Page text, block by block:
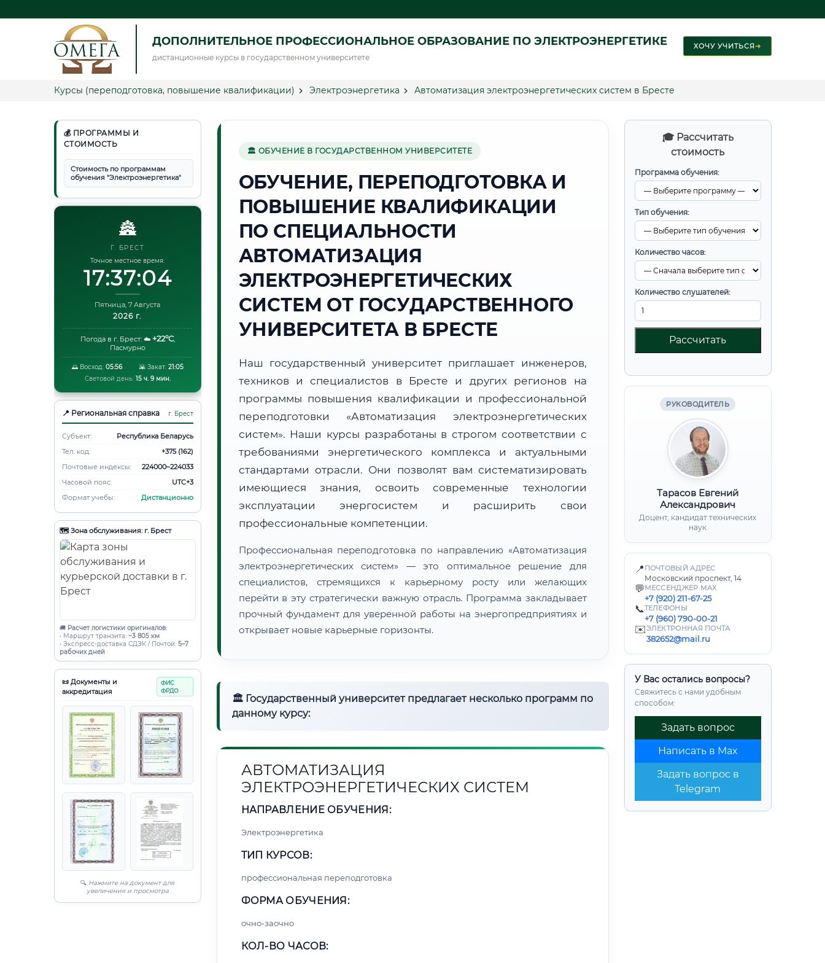
ДОПОЛНИТЕЛЬНОЕ ПРОФЕССИОНАЛЬНОЕ ОБРАЗОВАНИЕ ПО ЭЛЕКТРОЭНЕРГЕТИКЕ
дистанционные курсы в государственном университете
ХОЧУ УЧИТЬСЯ➜
Курсы (переподготовка, повышение квалификации) Электроэнергетика Автоматизация электроэнергетических систем в Бресте
💰 ПРОГРАММЫ И
СТОИМОСТЬ
Стоимость по программам
обучения "Электроэнергетика"
🏯
Г. БРЕСТ
Точное местное время:
17:37:05
Пятница, 7 Августа
2026 г.
Погода в г. Брест: ☁️ +22°C,
Пасмурно
🌅 Восход: 05:56 🌇 Закат: 21:05
Световой день: 15 ч. 9 мин.
📍 Региональная справка г. Брест
Субъект:
Республика Беларусь
Тел. код:
+375 (162)
Почтовые индексы:
224000–224033
Часовой пояс:
UTC+3
Формат учебы:
Дистанционно
🗺️ Зона обслуживания: г. Брест
🚚 Расчет логистики оригиналов:
• Маршрут транзита: ~3 805 км
• Экспресс-доставка СДЭК / Почтой: 5–7
рабочих дней
📜 Документы и
аккредитация
ФИС
ФРДО
🔍 Нажмите на документ для
увеличения и просмотра
🎓 Рассчитать
стоимость
Программа обучения:
Тип обучения:
Количество часов:
Количество слушателей:
Рассчитать
РУКОВОДИТЕЛЬ
Тарасов Евгений
Александрович
Доцент, кандидат технических
наук
📍 ПОЧТОВЫЙ АДРЕС
Московский проспект, 14
💬 МЕССЕНДЖЕР MAX
+7 (920) 211-67-25
📞ТЕЛЕФОНЫ
+7 (960) 790-00-21
✉️ЭЛЕКТРОННАЯ ПОЧТА
382652@mail.ru
У Вас остались вопросы?
Свяжитесь с нами удобным
способом:
Задать вопрос
Написать в Max
Задать вопрос в
Telegram
🏛 ОБУЧЕНИЕ В ГОСУДАРСТВЕННОМ УНИВЕРСИТЕТЕ
ОБУЧЕНИЕ, ПЕРЕПОДГОТОВКА И
ПОВЫШЕНИЕ КВАЛИФИКАЦИИ
ПО СПЕЦИАЛЬНОСТИ
АВТОМАТИЗАЦИЯ
ЭЛЕКТРОЭНЕРГЕТИЧЕСКИХ
СИСТЕМ ОТ ГОСУДАРСТВЕННОГО
УНИВЕРСИТЕТА В БРЕСТЕ
Наш государственный университет приглашает инженеров,
техников и специалистов в Бресте и других регионов на
программы повышения квалификации и профессиональной
переподготовки «Автоматизация электроэнергетических
систем». Наши курсы разработаны в строгом соответствии с
требованиями энергетического комплекса и актуальными
стандартами отрасли. Они позволят вам систематизировать
имеющиеся знания, освоить современные технологии
эксплуатации энергосистем и расширить свои
профессиональные компетенции.
Профессиональная переподготовка по направлению «Автоматизация
электроэнергетических систем» — это оптимальное решение для
специалистов, стремящихся к карьерному росту или желающих
перейти в эту стратегически важную отрасль. Программа закладывает
прочный фундамент для уверенной работы на энергопредприятиях и
открывает новые карьерные горизонты.
🏛 Государственный университет предлагает несколько программ по
данному курсу:
АВТОМАТИЗАЦИЯ
ЭЛЕКТРОЭНЕРГЕТИЧЕСКИХ СИСТЕМ
НАПРАВЛЕНИЕ ОБУЧЕНИЯ:
Электроэнергетика
ТИП КУРСОВ:
профессиональная переподготовка
ФОРМА ОБУЧЕНИЯ:
очно-заочно
КОЛ-ВО ЧАСОВ: